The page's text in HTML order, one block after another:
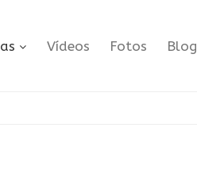
Vídeos Fotos Blog